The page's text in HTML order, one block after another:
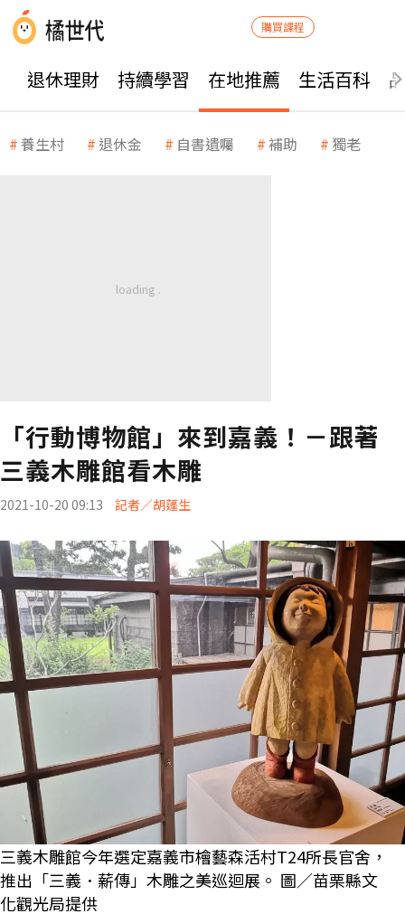
購買課程
退休理財 持續學習 在地推薦 生活百科
養生村 退休金 自書遺囑 補助 獨老
「行動博物館」來到嘉義！－跟著
三義木雕館看木雕
2021-10-20 09:13 記者／胡蓬生
三義木雕館今年選定嘉義市檜藝森活村T24所長官舍，
推出「三義．薪傳」木雕之美巡迴展。 圖／苗栗縣文
化觀光局提供